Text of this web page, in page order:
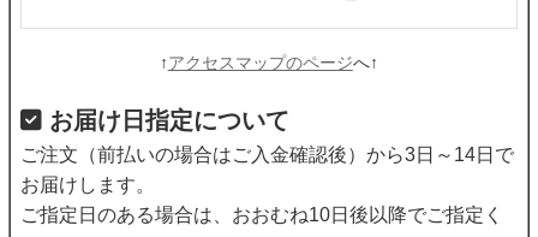
↑アクセスマップのページへ↑
お届け日指定について
ご注文（前払いの場合はご入金確認後）から3日～14日で
お届けします。
ご指定日のある場合は、おおむね10日後以降でご指定く